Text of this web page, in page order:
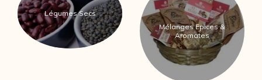
Légumes Secs
Mélanges Epices &
Aromates